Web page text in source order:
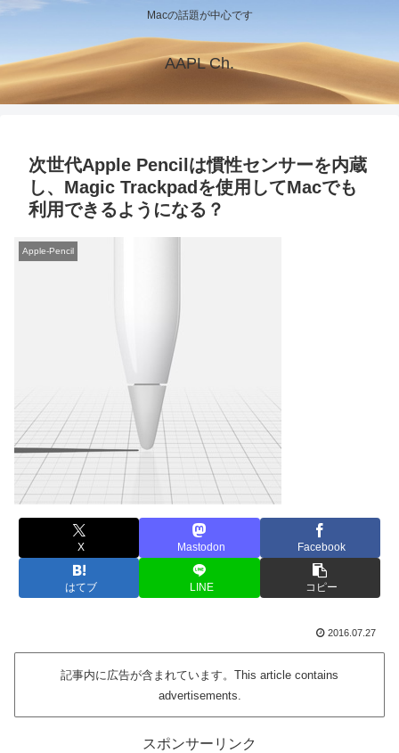
Macの話題が中心です
AAPL Ch.
次世代Apple Pencilは慣性センサーを内蔵
し、Magic Trackpadを使用してMacでも
利用できるようになる？
Apple-Pencil
X Mastodon Facebook
はてブ LINE コピー
2016.07.27
記事内に広告が含まれています。This article contains
advertisements.
スポンサーリンク